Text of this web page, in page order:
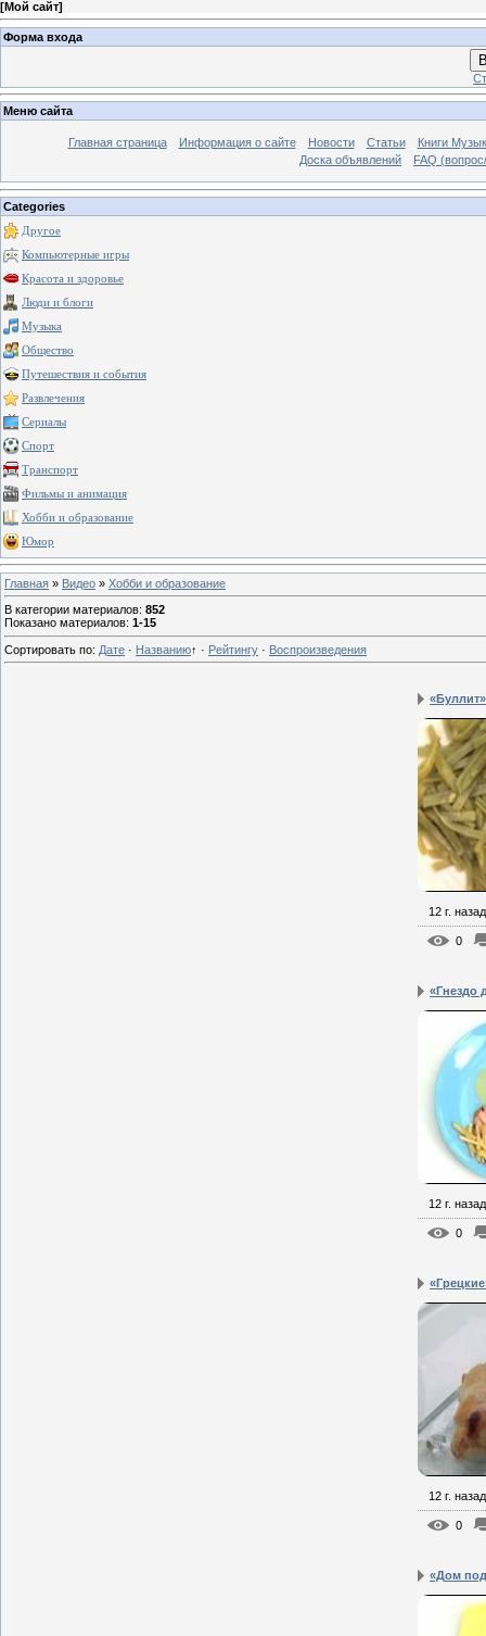
[Мой сайт]
Форма входа
Меню сайта
Главная страница Информация о сайте Новости Статьи
Книги
Доска объявлений
FAQ
Categories
Другое
Компьютерные игры
Красота и здоровье
Люди и блоги
Музыка
Общество
Путешествия и события
Развлечения
Сериалы
Спорт
Транспорт
Фильмы и анимация
Хобби и образование
Юмор
Главная » Видео » Хобби и образование
В категории материалов: 852
Показано материалов: 1-15
Сортировать по: Дате · Названию↑ · Рейтингу · Воспроизведения
«Буллит»
12 г. назад
0
«Гнездо
12 г. назад
0
12 г. назад
0
«Дом